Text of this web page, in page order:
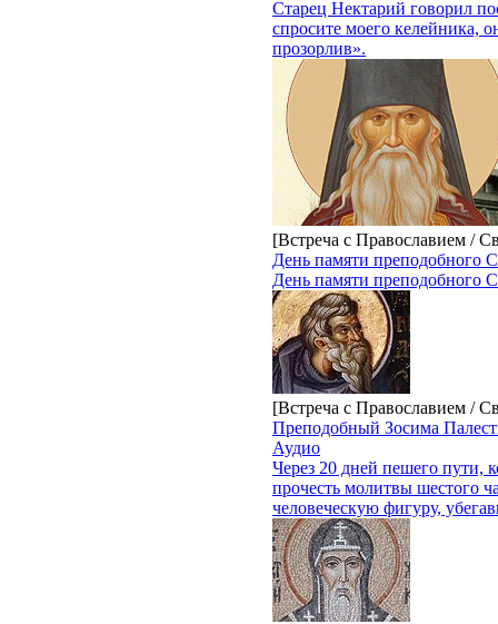
Старец Нектарий говорил
спросите моего келейника,
прозорлив».
[Встреча с Православием /
День памяти преподобного
День памяти преподобного
[Встреча с Православием /
Преподобный Зосима
Аудио
Через 20 дней пешего пути,
прочесть молитвы шестого
человеческую фигуру,